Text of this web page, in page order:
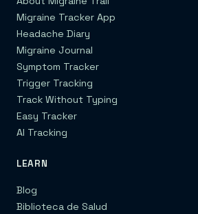
Migraine Tracker App
Headache Diary
Migraine Journal
Symptom Tracker
Trigger Tracking
Track Without Typing
Easy Tracker
AI Tracking
LEARN
Blog
Biblioteca de Salud